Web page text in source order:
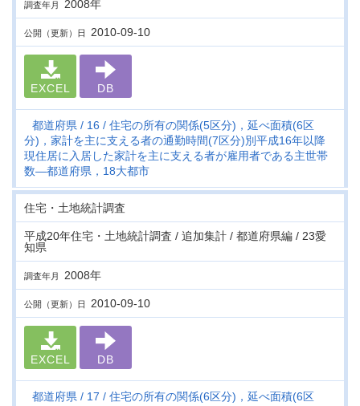
調査年月 2008年
公開（更新）日 2010-09-10
EXCEL DB
都道府県 16
住宅の所有の関係(5区分)，延べ面積(6区
分)，家計を主に支える者の通勤時間(7区分)別平成16年以降
現住居に入居した家計を主に支える者が雇用者である主世帯
数―都道府県，18大都市
住宅・土地統計調査
平成20年住宅・土地統計調査 / 追加集計 / 都道府県編 / 23愛
知県
調査年月 2008年
公開（更新）日 2010-09-10
EXCEL DB
都道府県 17
住宅の所有の関係(6区分)，延べ面積(6区